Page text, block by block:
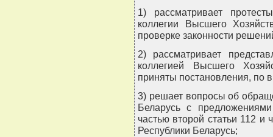
1) рассматривает
коллегии Высшего
проверке законности
2) рассматривает
коллегией Высшего
приняты постановления, по
3) решает вопросы об
Беларусь с
частью второй статьи 112 и
Республики Беларусь;